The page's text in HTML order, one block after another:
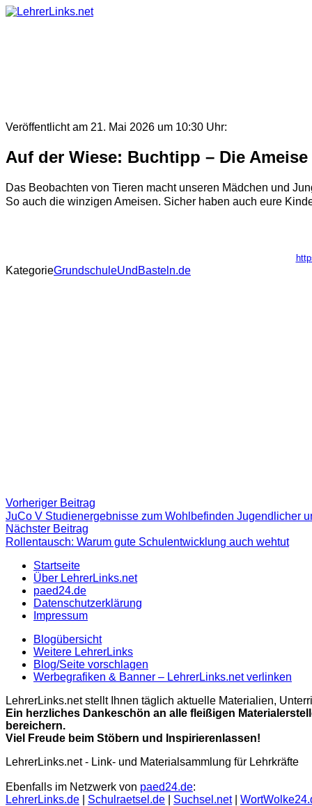
Skip
Veröffentlicht am 21. Mai 2026 um 10:30 Uhr:
Auf der Wiese: Buchtipp – Die Ameise
Das Beobachten von Tieren macht unseren Mädchen und
So auch die winzigen Ameisen. Sicher haben auch eure
KategorieGrundschuleUndBasteln.de
Beitragsnavigation
Vorheriger Beitrag
Beitrag:
JuCo V Studienergebnisse zum Wohlbefinden Jugendlicher
Nächster Beitrag
Beitrag
Rollentausch: Warum gute Schulentwicklung auch wehtut
Startseite
Über LehrerLinks.net
paed24.de
Datenschutzerklärung
Impressum
Blogübersicht
Weitere LehrerLinks
Blog/Seite vorschlagen
Werbegrafiken & Banner – LehrerLinks.net verlinken
LehrerLinks.net stellt Ihnen täglich aktuelle Materialien,
Ein herzliches Dankeschön an alle fleißigen
bereichern.
Viel Freude beim Stöbern und Inspirierenlassen!
LehrerLinks.net - Link- und Materialsammlung für Lehrkräfte
Ebenfalls im Netzwerk von paed24.de:
LehrerLinks.de
Schulraetsel.de Suchsel.net|